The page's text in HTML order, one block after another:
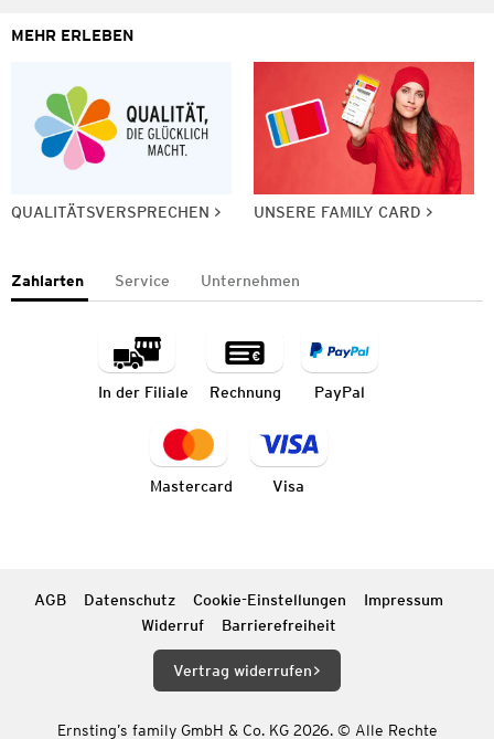
MEHR ERLEBEN
QUALITÄTSVERSPRECHEN UNSERE FAMILY CARD
Zahlarten Service Unternehmen
In der Filiale Rechnung PayPal
Mastercard Visa
AGB Datenschutz Cookie-Einstellungen
Impressum
Widerruf
Barrierefreiheit
Vertrag widerrufen
Ernsting’s family GmbH & Co. KG 2026. © Alle Rechte